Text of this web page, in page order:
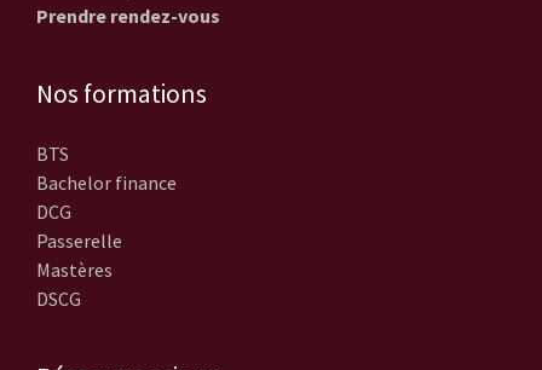
Prendre rendez-vous
Nos formations
BTS
Bachelor finance
DCG
Passerelle
Mastères
DSCG